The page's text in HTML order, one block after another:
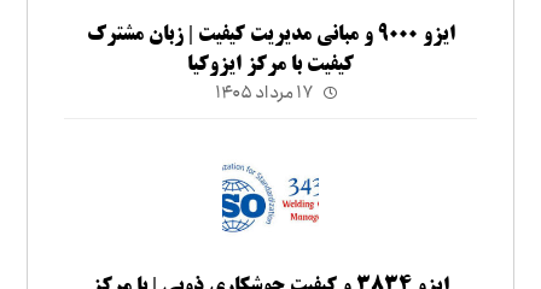
ایزو ۹۰۰۰ و مبانی مدیریت کیفیت | زبان مشترک
کیفیت با مرکز ایزوکیا
۱۷ مرداد ۱۴۰۵